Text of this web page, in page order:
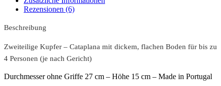
Rezensionen (6)
Beschreibung
Zweiteilige Kupfer – Cataplana mit dickem, flachen Boden für bis zu
4 Personen (je nach Gericht)
Durchmesser ohne Griffe 27 cm – Höhe 15 cm – Made in Portugal